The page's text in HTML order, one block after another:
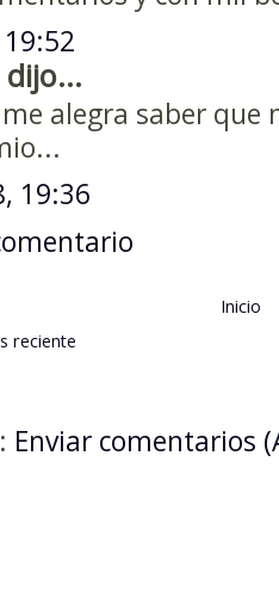
dijo...
alegra saber que
19:36
reciente
Inicio
Enviar comentarios